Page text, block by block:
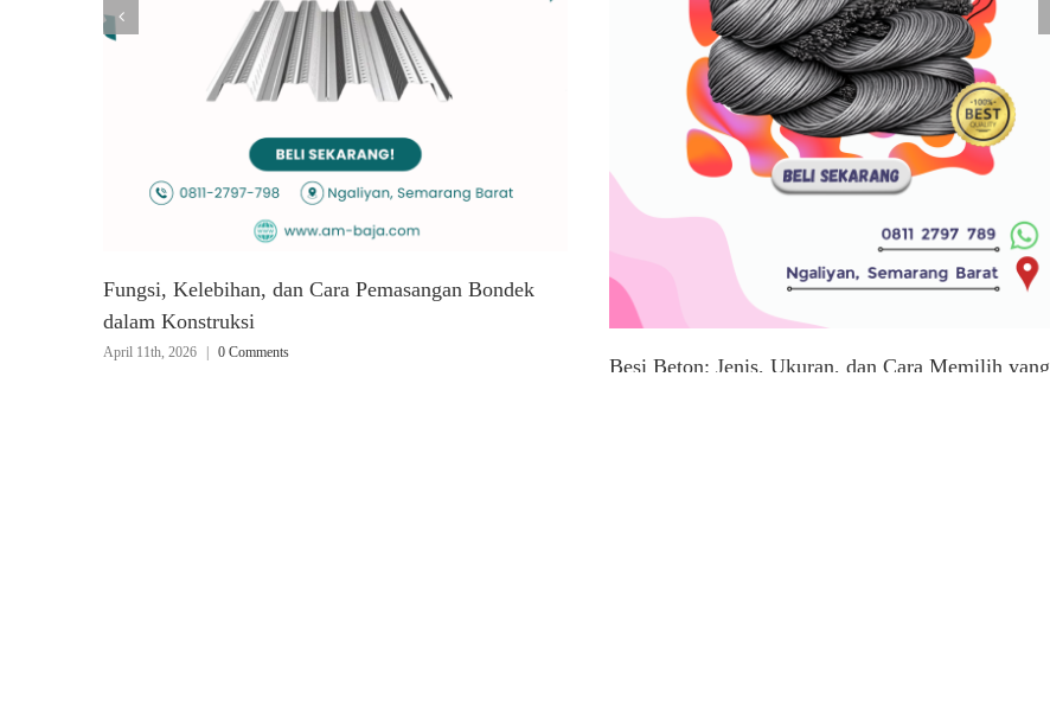
Fungsi, Kelebihan, dan Cara Pemasangan Bondek
dalam Konstruksi
April 11th, 2026 0 Comments
Besi Beton: Jenis, Ukuran, dan Cara Memilih yang